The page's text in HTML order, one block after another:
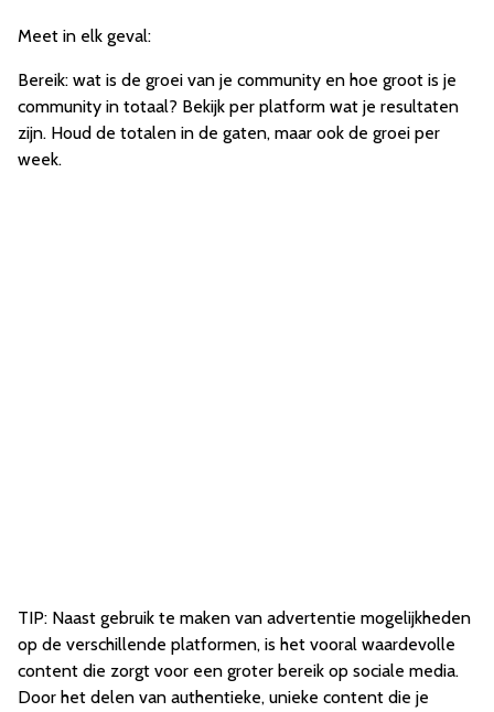
Meet in elk geval:
Bereik: wat is de groei van je community en hoe groot is je
community in totaal? Bekijk per platform wat je resultaten
zijn. Houd de totalen in de gaten, maar ook de groei per
week.
TIP: Naast gebruik te maken van advertentie mogelijkheden
op de verschillende platformen, is het vooral waardevolle
content die zorgt voor een groter bereik op sociale media.
Door het delen van authentieke, unieke content die je